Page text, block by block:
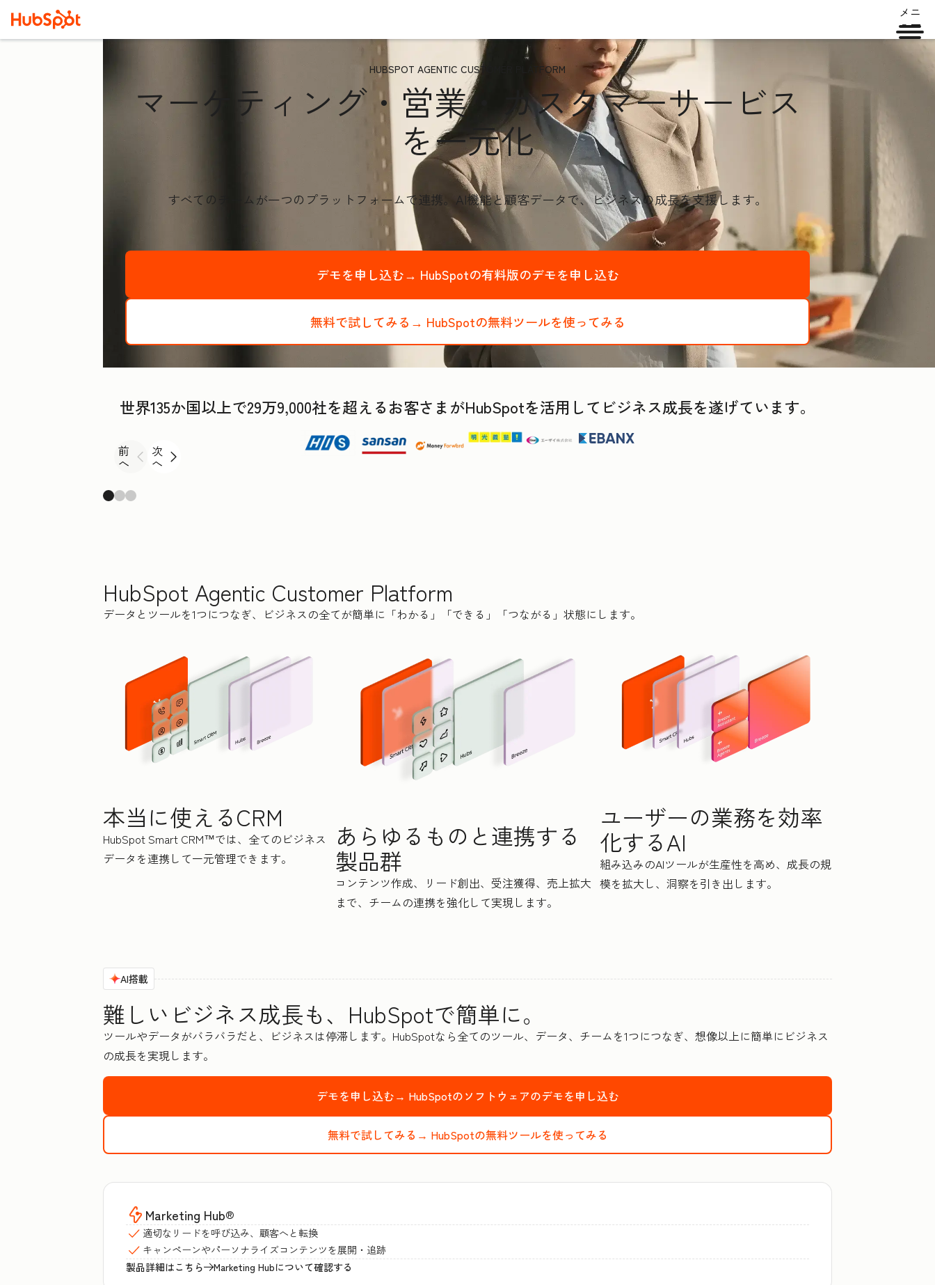
メニ
ュー
HUBSPOT AGENTIC CUSTOMER PLATFORM
マーケティング・営業・カスタマーサービス
を一元化
すべてのチームが一つのプラットフォームで連携。AI機能と顧客データで、ビジネスの成長を支援します。
デモを申し込む→ HubSpotの有料版のデモを申し込む
無料で試してみる→ HubSpotの無料ツールを使ってみる
世界135か国以上で29万9,000社を超えるお客さまがHubSpotを活用してビジネス成長を遂げています。
前
へ
次
へ
HubSpot Agentic Customer Platform
データとツールを1つにつなぎ、ビジネスの全てが簡単に「わかる」「できる」「つながる」状態にします。
本当に使えるCRM
HubSpot Smart CRM™では、全てのビジネス
データを連携して一元管理できます。
あらゆるものと連携する
製品群
コンテンツ作成、リード創出、受注獲得、売上拡大
まで、チームの連携を強化して実現します。
ユーザーの業務を効率
化するAI
組み込みのAIツールが生産性を高め、成長の規
模を拡大し、洞察を引き出します。
AI搭載
難しいビジネス成長も、HubSpotで簡単に。
ツールやデータがバラバラだと、ビジネスは停滞します。HubSpotなら全てのツール、データ、チームを1つにつなぎ、想像以上に簡単にビジネス
の成長を実現します。
デモを申し込む→ HubSpotのソフトウェアのデモを申し込む
無料で試してみる→ HubSpotの無料ツールを使ってみる
Marketing Hub®
適切なリードを呼び込み、顧客へと転換
キャンペーンやパーソナライズコンテンツを展開・追跡
製品詳細はこちら
Marketing Hubについて確認する